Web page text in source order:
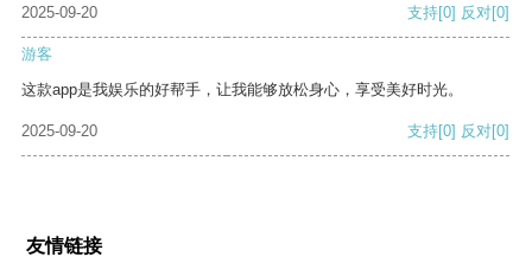
2025-09-20 支持[0] 反对[0]
游客
这款app是我娱乐的好帮手，让我能够放松身心，享受美好时光。
2025-09-20 支持[0] 反对[0]
友情链接